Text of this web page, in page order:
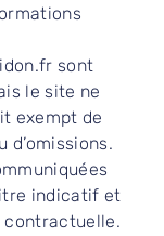
sont
le site ne
exempt de
d’omissions.
indicatif et
contractuelle.